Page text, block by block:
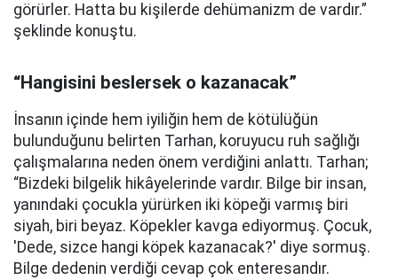
görürler. Hatta bu kişilerde dehümanizm de vardır.”
şeklinde konuştu.
“Hangisini beslersek o kazanacak”
İnsanın içinde hem iyiliğin hem de kötülüğün
bulunduğunu belirten Tarhan, koruyucu ruh sağlığı
çalışmalarına neden önem verdiğini anlattı. Tarhan;
“Bizdeki bilgelik hikâyelerinde vardır. Bilge bir insan,
yanındaki çocukla yürürken iki köpeği varmış biri
siyah, biri beyaz. Köpekler kavga ediyormuş. Çocuk,
'Dede, sizce hangi köpek kazanacak?' diye sormuş.
Bilge dedenin verdiği cevap çok enteresandır.